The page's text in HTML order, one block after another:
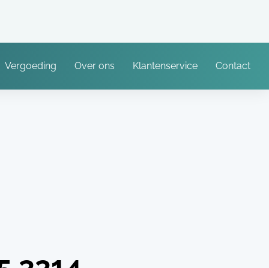
Vergoeding Over ons Klantenservice Contact